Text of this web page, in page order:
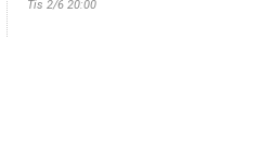
Tis 2/6 20:00